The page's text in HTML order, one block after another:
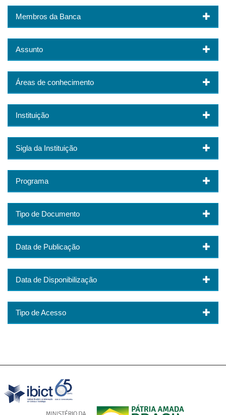
Membros da Banca
Assunto
Áreas de conhecimento
Instituição
Sigla da Instituição
Programa
Tipo de Documento
Data de Publicação
Data de Disponibilização
Tipo de Acesso